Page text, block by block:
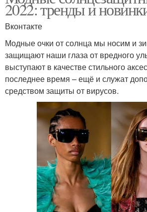
2022: тренды и
Вконтакте
Модные очки от солнца мы носим и
защищают наши глаза от вредного
выступают в качестве стильного
последнее время – ещё и служат
средством защиты от вирусов.